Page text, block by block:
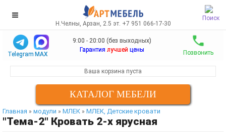
Поиск
Н.Челны, Арзан, 2.5 эт. +7 951 066-17-30
Telegram MAX
9:00 - 20:00 (без выходных)
Гарантия лучшей цены Позвонить
Ваша корзина пуста
КАТАЛОГ МЕБЕЛИ
Главная » модули » МЛЕК » МЛЕК, Детские кровати
"Тема-2" Кровать 2-х ярусная